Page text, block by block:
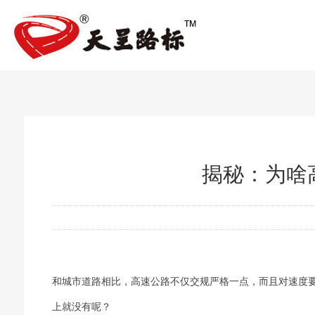
揭秘：为啥
和城市道路相比，高速公路不仅交规严格一点，而且对速
上就没有呢？